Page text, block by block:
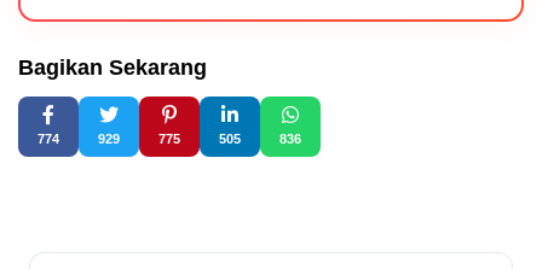
Bagikan Sekarang
774 929 775 505 836